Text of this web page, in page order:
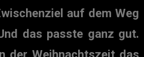
auf dem Weg
das passte ganz gut.